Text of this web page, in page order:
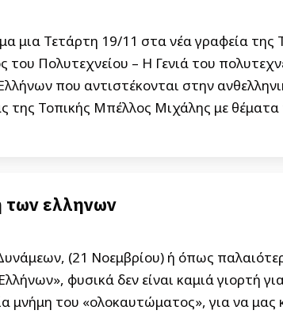
μια Τετάρτη 19/11 στα νέα γραφεία
του Πολυτεχνείου – Η Γενιά του
που αντιστέκονται στην
της Τοπικής Μπέλλος Μιχάλης με
των ελληνων
(21 Νοεμβρίου) ή όπως
φυσικά δεν είναι καμιά γιορτή
μνήμη του «ολοκαυτώματος», για να